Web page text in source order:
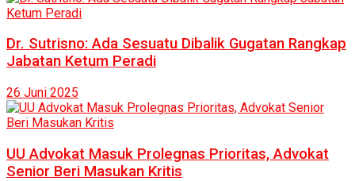
Dr. Sutrisno: Ada Sesuatu Dibalik Gugatan Rangkap
Jabatan Ketum Peradi
26 Juni 2025
UU Advokat Masuk Prolegnas Prioritas, Advokat
Senior Beri Masukan Kritis